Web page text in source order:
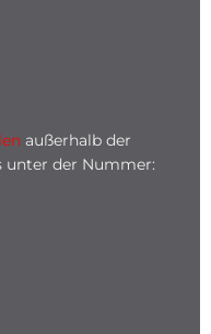
außerhalb der
unter der Nummer: